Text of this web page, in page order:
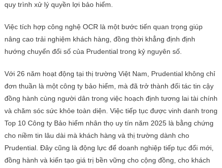
quy trình xử lý quyền lợi bảo hiểm.
Việc tích hợp công nghệ OCR là một bước tiến quan trọng giúp
nâng cao trải nghiệm khách hàng, đồng thời khẳng định định
hướng chuyển đổi số của Prudential trong kỷ nguyên số.
Với 26 năm hoạt động tại thị trường Việt Nam, Prudential không chỉ
đơn thuần là một công ty bảo hiểm, mà đã trở thành đối tác tin cậy
đồng hành cùng người dân trong việc hoạch định tương lai tài chính
và chăm sóc sức khỏe toàn diện. Việc tiếp tục được vinh danh trong
Top 10 Công ty Bảo hiểm nhân thọ uy tín năm 2025 là bằng chứng
cho niềm tin lâu dài mà khách hàng và thị trường dành cho
Prudential. Đây cũng là động lực để doanh nghiệp tiếp tục đổi mới,
đồng hành và kiến tạo giá trị bền vững cho cộng đồng, cho khách